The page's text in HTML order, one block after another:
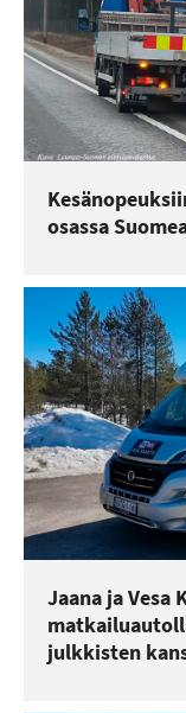
osassa
Jaana ja Vesa
julkkisten